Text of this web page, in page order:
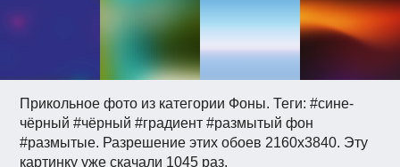
Прикольное фото из категории Фоны. Теги: #сине-
чёрный #чёрный #градиент #размытый фон
#размытые. Разрешение этих обоев 2160x3840. Эту
картинку уже скачали 1045 раз.